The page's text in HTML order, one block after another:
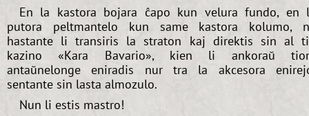
En la kastora bojara ĉapo kun velura fundo, en
putora peltmantelo kun same kastora kolumo,
hastante li transiris la straton kaj direktis sin al
kazino «Kara Bavario», kien li ankoraŭ
antaŭnelonge eniradis nur tra la akcesora
sentante sin lasta almozulo.
Nun li estis mastro!